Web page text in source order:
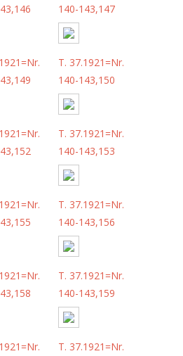
140-143,147
T. 37.1921=Nr.
140-143,150
T. 37.1921=Nr.
140-143,153
T. 37.1921=Nr.
140-143,156
T. 37.1921=Nr.
140-143,159
T. 37.1921=Nr.